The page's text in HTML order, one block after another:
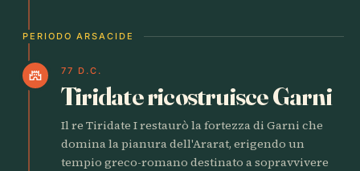
PERIODO ARSACIDE
castle 77 D.C.
Tiridate ricostruisce Garni
Il re Tiridate I restaurò la fortezza di Garni che
domina la pianura dell'Ararat, erigendo un
tempio greco-romano destinato a sopravvivere